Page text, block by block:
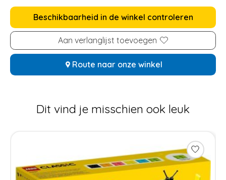
Beschikbaarheid in de winkel controleren
Aan verlanglijst toevoegen
Route naar onze winkel
Dit vind je misschien ook leuk